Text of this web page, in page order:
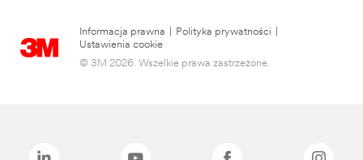
Informacja prawna Polityka prywatności
Ustawienia cookie
© 3M 2026. Wszelkie prawa zastrzeżone.